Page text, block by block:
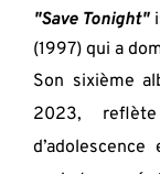
"Save Tonight"
(1997) qui a
Son sixième
2023,